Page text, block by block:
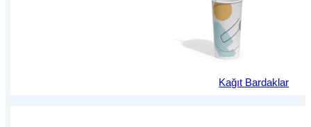
Kağıt Bardaklar